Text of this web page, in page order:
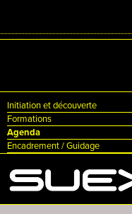
Initiation et découverte
Formations
Agenda
Encadrement / Guidage